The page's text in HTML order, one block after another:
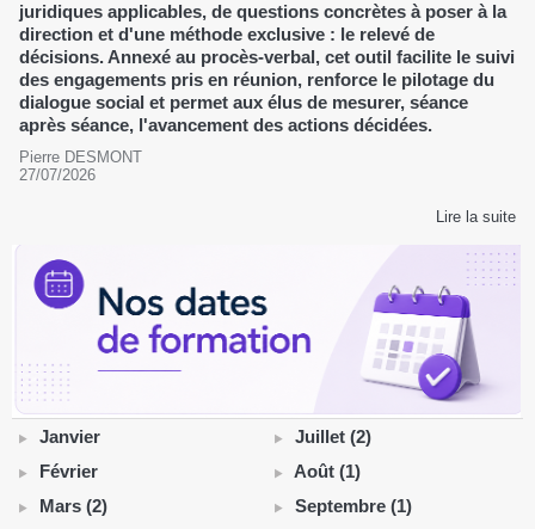
juridiques applicables, de questions concrètes à poser à la
direction et d'une méthode exclusive : le relevé de
décisions. Annexé au procès-verbal, cet outil facilite le suivi
des engagements pris en réunion, renforce le pilotage du
dialogue social et permet aux élus de mesurer, séance
après séance, l'avancement des actions décidées.
Pierre DESMONT
27/07/2026
Lire la suite
Janvier
Février
Mars (2)
Juillet (2)
Août (1)
Septembre (1)